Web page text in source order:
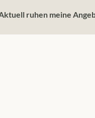
ruhen meine